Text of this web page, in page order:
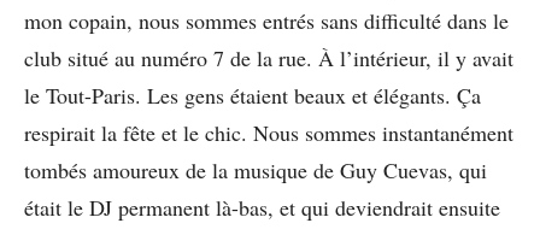
mon copain, nous sommes entrés sans difficulté dans le
club situé au numéro 7 de la rue. À l’intérieur, il y avait
le Tout-Paris. Les gens étaient beaux et élégants. Ça
respirait la fête et le chic. Nous sommes instantanément
tombés amoureux de la musique de Guy Cuevas, qui
était le DJ permanent là-bas, et qui deviendrait ensuite